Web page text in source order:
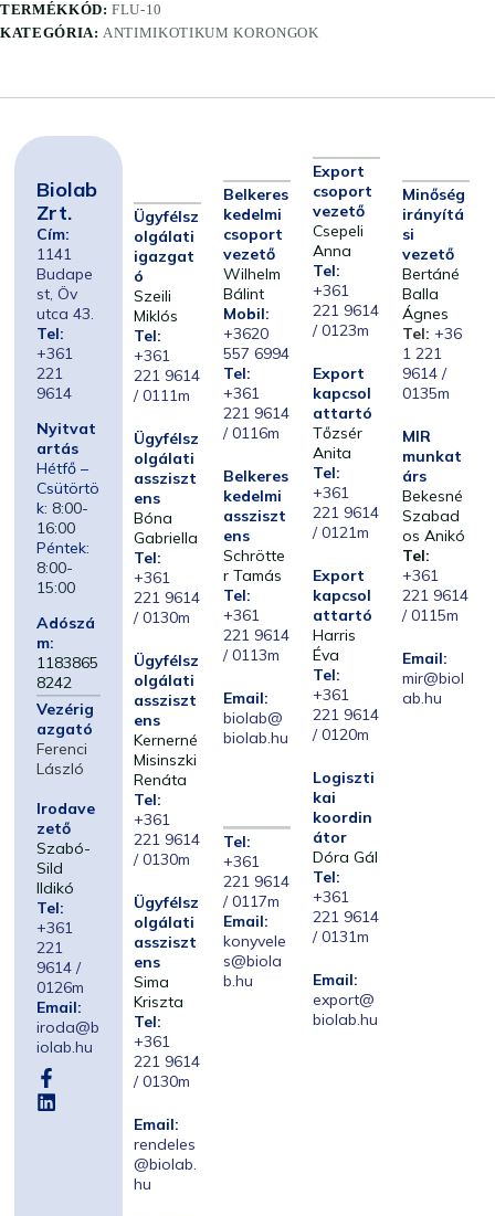
TERMÉKKÓD:FLU-10
KATEGÓRIA:ANTIMIKOTIKUM KORONGOK
Biolab
Zrt.
Cím:
1141
Budape
st, Öv
utca 43.
Tel:
+361
221
9614
Nyitvat
artás
Hétfő –
Csütörtö
k: 8:00-
16:00
Péntek:
8:00-
15:00
Adószá
m:
1183865
8242
Vezérig
azgató
Ferenci
László
Irodave
zető
Szabó-
Sild
Ildikó
Tel:
+361
221
9614 /
0126m
Email:
iroda@b
iolab.hu
Ügyfélsz
olgálati
igazgat
ó
Szeili
Miklós
Tel:
+361
221 9614
/ 0111m
Ügyfélsz
olgálati
assziszt
ens
Bóna
Gabriella
Tel:
+361
221 9614
/ 0130m
Ügyfélsz
olgálati
assziszt
ens
Kernerné
Misinszki
Renáta
Tel:
+361
221 9614
/ 0130m
Ügyfélsz
olgálati
assziszt
ens
Sima
Kriszta
Tel:
+361
221 9614
/ 0130m
Email:
rendeles
@biolab.
hu
Belkeres
kedelmi
csoport
vezető
Wilhelm
Bálint
Mobil:
+3620
557 6994
Tel:
+361
221 9614
/ 0116m
Belkeres
kedelmi
assziszt
ens
Schrötte
r Tamás
Tel:
+361
221 9614
/ 0113m
Email:
biolab@
biolab.hu
Tel:
+361
221 9614
/ 0117m
Email:
konyvele
s@biola
b.hu
Export
csoport
vezető
Csepeli
Anna
Tel:
+361
221 9614
/ 0123m
Export
kapcsol
attartó
Tőzsér
Anita
Tel:
+361
221 9614
/ 0121m
Export
kapcsol
attartó
Harris
Éva
Tel:
+361
221 9614
/ 0120m
Logiszti
kai
koordin
átor
Dóra Gál
Tel:
+361
221 9614
/ 0131m
Email:
export@
biolab.hu
Minőség
irányítá
si
vezető
Bertáné
Balla
Ágnes
Tel: +36
1 221
9614 /
0135m
MIR
munkat
árs
Bekesné
Szabad
os Anikó
Tel:
+361
221 9614
/ 0115m
Email:
mir@biol
ab.hu